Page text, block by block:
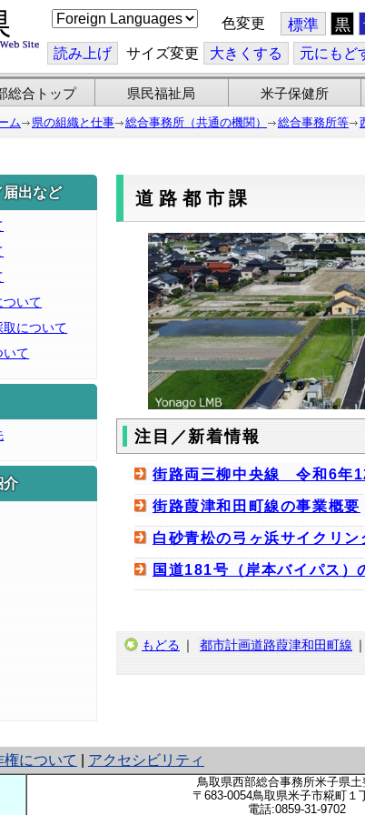
こ
の
ジ
を
翻
訳
す
色変更 標準 黒
読み上げ サイズ変更 大きくする 元にもど
総合トップ 県民福祉局 米子保健所
ム 県の組織と仕事 総合事務所（共通の機関） 総合事務所等
届出など
ついて
について
いて
介
道路都市課
注目／新着情報
街路両三柳中央線 令和6年
街路葭津和田町線の事業概要
白砂青松の弓ヶ浜サイクリ
国道181号（岸本バイパス）
もどる ｜ 都市計画道路葭津和田町線 ｜
権について アクセシビリティ
鳥取県西部総合事務所米子県土
〒683-0054鳥取県米子市糀町１
電話:0859-31-9702